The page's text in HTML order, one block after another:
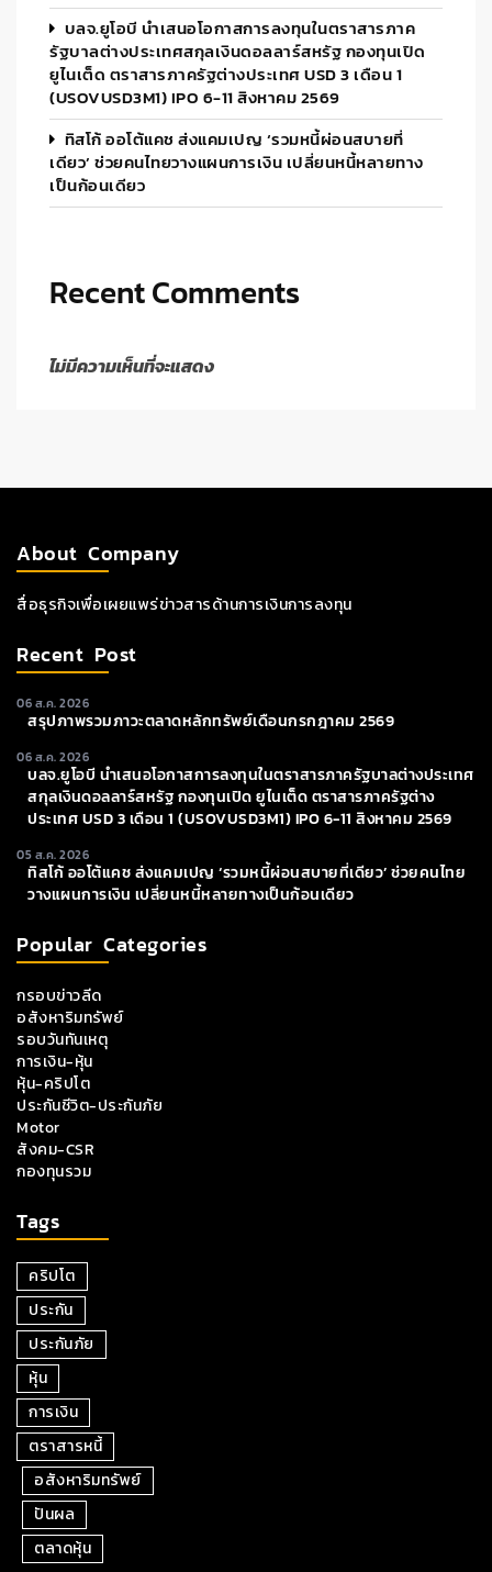
บลจ.ยูโอบี นำเสนอโอกาสการลงทุนในตราสารภาค
รัฐบาลต่างประเทศสกุลเงินดอลลาร์สหรัฐ กองทุนเปิด
ยูไนเต็ด ตราสารภาครัฐต่างประเทศ USD 3 เดือน 1
(USOVUSD3M1) IPO 6-11 สิงหาคม 2569
ทิสโก้ ออโต้แคช ส่งแคมเปญ ‘รวมหนี้ผ่อนสบายที่
เดียว’ ช่วยคนไทยวางแผนการเงิน เปลี่ยนหนี้หลายทาง
เป็นก้อนเดียว
Recent Comments
ไม่มีความเห็นที่จะแสดง
About Company
สื่อธุรกิจเพื่อเผยแพร่ข่าวสารด้านการเงินการลงทุน
Recent Post
06 ส.ค. 2026
สรุปภาพรวมภาวะตลาดหลักทรัพย์เดือนกรกฎาคม 2569
06 ส.ค. 2026
บลจ.ยูโอบี นำเสนอโอกาสการลงทุนในตราสารภาครัฐบาลต่างประเทศ
สกุลเงินดอลลาร์สหรัฐ กองทุนเปิด ยูไนเต็ด ตราสารภาครัฐต่าง
ประเทศ USD 3 เดือน 1 (USOVUSD3M1) IPO 6-11 สิงหาคม 2569
05 ส.ค. 2026
ทิสโก้ ออโต้แคช ส่งแคมเปญ ‘รวมหนี้ผ่อนสบายที่เดียว’ ช่วยคนไทย
วางแผนการเงิน เปลี่ยนหนี้หลายทางเป็นก้อนเดียว
Popular Categories
กรอบข่าวลีด
อสังหาริมทรัพย์
รอบวันทันเหตุ
การเงิน-หุ้น
หุ้น-คริปโต
ประกันชีวิต-ประกันภัย
Motor
สังคม-CSR
กองทุนรวม
Tags
คริปโต
ประกัน
ประกันภัย
หุ้น
การเงิน
ตราสารหนี้
อสังหาริมทรัพย์
ปันผล
ตลาดหุ้น